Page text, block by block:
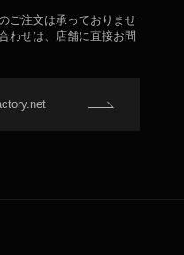
ご注文は承っておりませ
わせは、店舗に直接お問